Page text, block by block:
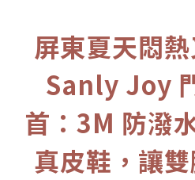
屏東夏天悶
Sanly Joy
首：3M 防潑
真皮鞋，讓